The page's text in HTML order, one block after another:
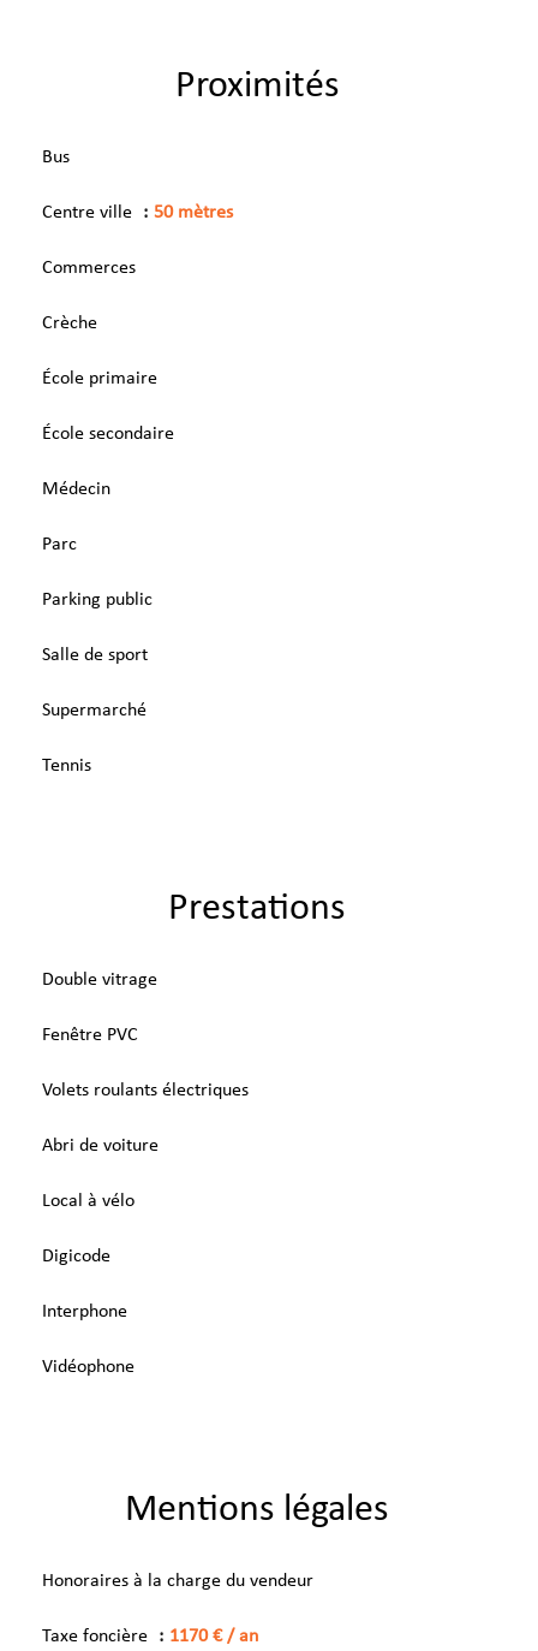
Proximités
Bus
Centre ville 50 mètres
Commerces
Crèche
École primaire
École secondaire
Médecin
Parc
Parking public
Salle de sport
Supermarché
Tennis
Prestations
Double vitrage
Fenêtre PVC
Volets roulants électriques
Abri de voiture
Local à vélo
Digicode
Interphone
Vidéophone
Mentions légales
Honoraires à la charge du vendeur
Taxe foncière 1170 € / an